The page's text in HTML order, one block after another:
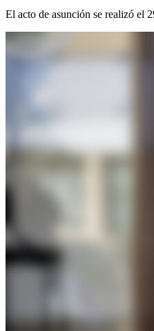
El acto de asunción se realizó el